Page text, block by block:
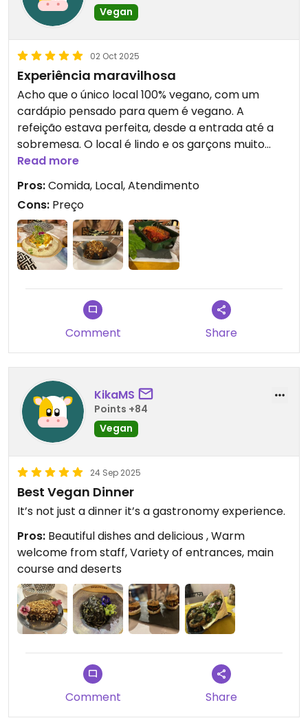
Vegan
02 Oct 2025
Experiência maravilhosa
Acho que o único local 100% vegano, com um
cardápio pensado para quem é vegano. A
refeição estava perfeita, desde a entrada até a
sobremesa. O local é lindo e os garçons muito
gentis. Vale muito a pena.
Read more
Pros:Comida, Local, Atendimento
Cons: Preço
Comment Share
KikaMS
Points +84
Vegan
24 Sep 2025
Best Vegan Dinner
It’s not just a dinner it’s a gastronomy experience.
Pros: Beautiful dishes and delicious , Warm
welcome from staff, Variety of entrances, main
course and deserts
Comment Share